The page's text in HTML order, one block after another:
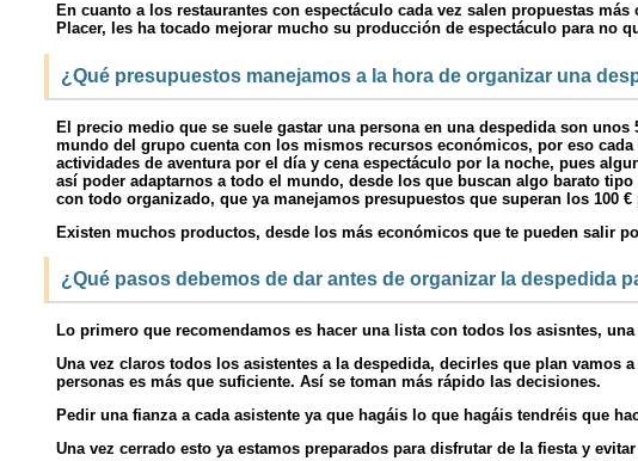
En cuanto a los restaurantes con espectáculo cada vez salen propuestas
Placer, les ha tocado mejorar mucho su producción de espectáculo para no
¿Qué presupuestos manejamos a la hora de organizar una
El precio medio que se suele gastar una persona en una despedida son
mundo del grupo cuenta con los mismos recursos económicos, por eso
actividades de aventura por el día y cena espectáculo por la noche, pues
así poder adaptarnos a todo el mundo, desde los que buscan algo barato
con todo organizado, que ya manejamos presupuestos que superan los 100 €
Existen muchos productos, desde los más económicos que te pueden salir
¿Qué pasos debemos de dar antes de organizar la despedida
Lo primero que recomendamos es hacer una lista con todos los asisntes,
Una vez claros todos los asistentes a la despedida, decirles que plan vamos
personas es más que suficiente. Así se toman más rápido las decisiones.
Pedir una fianza a cada asistente ya que hagáis lo que hagáis tendréis que
Una vez cerrado esto ya estamos preparados para disfrutar de la fiesta y